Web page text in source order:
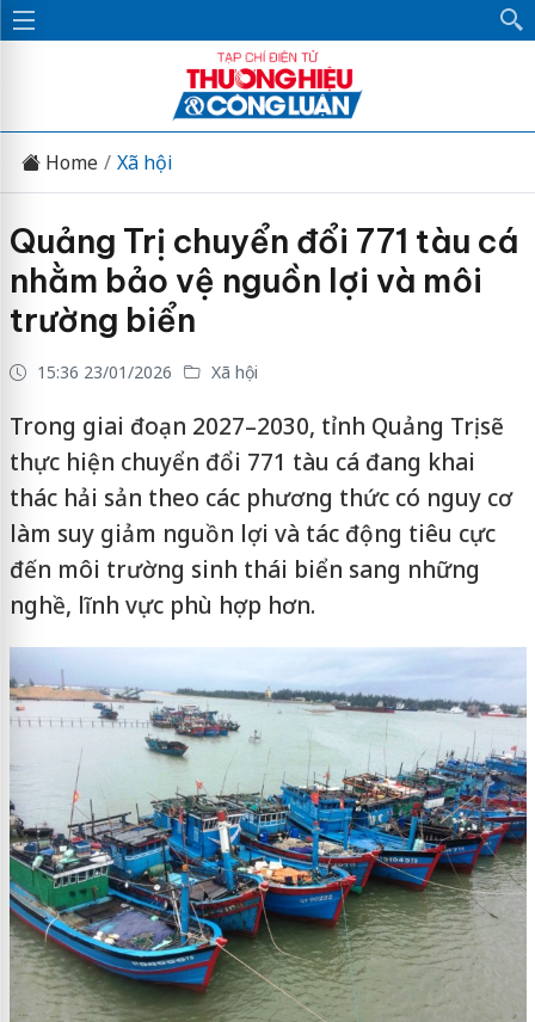
Home Xã hội
Quảng Trị chuyển đổi 771 tàu cá
nhằm bảo vệ nguồn lợi và môi
trường biển
15:36 23/01/2026 Xã hội
Trong giai đoạn 2027–2030, tỉnh Quảng Trị sẽ
thực hiện chuyển đổi 771 tàu cá đang khai
thác hải sản theo các phương thức có nguy cơ
làm suy giảm nguồn lợi và tác động tiêu cực
đến môi trường sinh thái biển sang những
nghề, lĩnh vực phù hợp hơn.